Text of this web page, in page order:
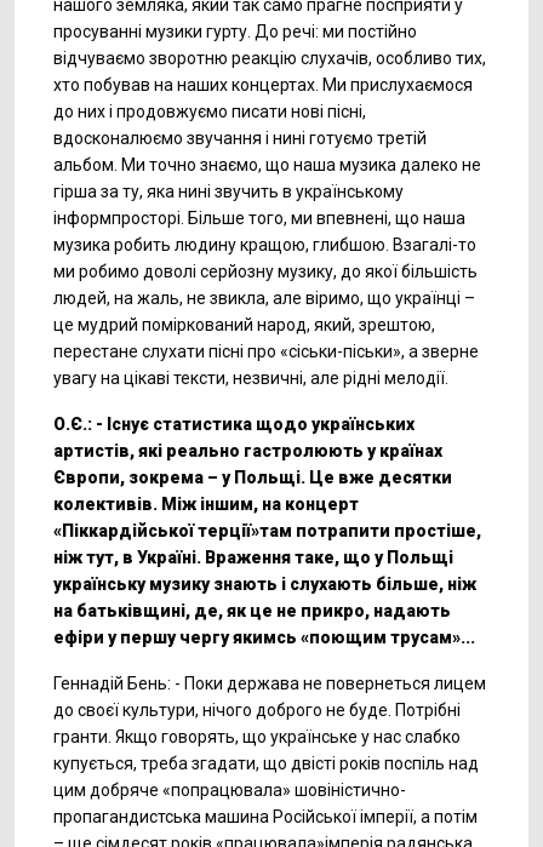
нашого земляка, який так само прагне посприяти у
просуванні музики гурту. До речі: ми постійно
відчуваємо зворотню реакцію слухачів, особливо тих,
хто побував на наших концертах. Ми прислухаємося
до них і продовжуємо писати нові пісні,
вдосконалюємо звучання і нині готуємо третій
альбом. Ми точно знаємо, що наша музика далеко не
гірша за ту, яка нині звучить в українському
інформпросторі. Більше того, ми впевнені, що наша
музика робить людину кращою, глибшою. Взагалі-то
ми робимо доволі серйозну музику, до якої більшість
людей, на жаль, не звикла, але віримо, що українці –
це мудрий поміркований народ, який, зрештою,
перестане слухати пісні про «сіськи-піськи», а зверне
увагу на цікаві тексти, незвичні, але рідні мелодії.
О.Є.: - Існує статистика щодо українських
артистів, які реально гастролюють у країнах
Європи, зокрема – у Польщі. Це вже десятки
колективів. Між іншим, на концерт
«Піккардійської терції»там потрапити простіше,
ніж тут, в Україні. Враження таке, що у Польщі
українську музику знають і слухають більше, ніж
на батьківщині, де, як це не прикро, надають
ефіри у першу чергу якимсь «поющим трусам»...
Геннадій Бень: - Поки держава не повернеться лицем
до своєї культури, нічого доброго не буде. Потрібні
гранти. Якщо говорять, що українське у нас слабко
купується, треба згадати, що двісті років поспіль над
цим добряче «попрацювала» шовіністично-
пропагандистська машина Російської імперії, а потім